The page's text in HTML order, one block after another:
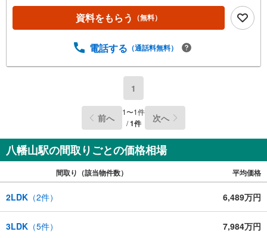
資料をもらう （無料）
電話する （通話料無料）
1
前へ 1〜1件
/1件 次へ
八幡山駅の間取りごとの価格相場
間取り（該当物件数） 平均価格
2LDK （2件） 6,489万円
3LDK （5件） 7,984万円